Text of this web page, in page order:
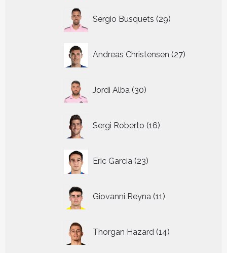
Sergio Busquets 29
producten
Andreas Christensen 27
producten
Jordi Alba 30
producten
Sergi Roberto 16
producten
Eric Garcia 23
producten
Giovanni Reyna 11
producten
Thorgan Hazard 14
producten